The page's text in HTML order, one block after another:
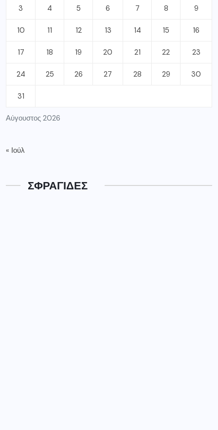
Αύγουστος 2026
3 4 5 6 7 8 9
10 11 12 13 14 15 16
17 18 19 20 21 22 23
24 25 26 27 28 29 30
31
« Ιούλ
ΣΦΡΑΓΙΔΕΣ